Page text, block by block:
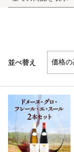
並べ替え